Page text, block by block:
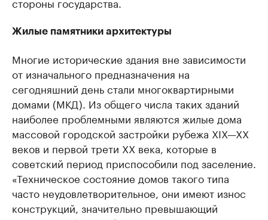
Жилые памятники архитектуры
Многие исторические здания вне зависимости
от изначального предназначения на
сегодняшний день стали многоквартирными
домами (МКД). Из общего числа таких зданий
наиболее проблемными являются жилые дома
массовой городской застройки рубежа XIX—XX
веков и первой трети ХХ века, которые в
советский период приспособили под заселение.
«Техническое состояние домов такого типа
часто неудовлетворительное, они имеют износ
конструкций, значительно превышающий